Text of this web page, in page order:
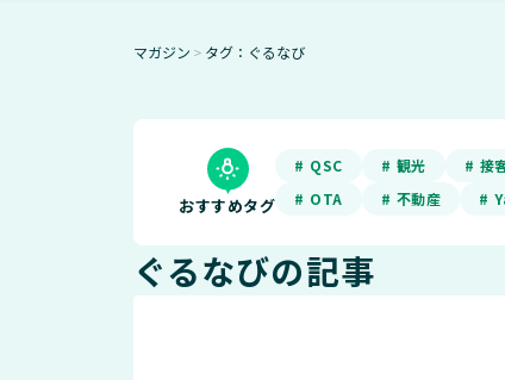
マガジン ＞ タグ：ぐるなび
おすすめタグ
# QSC # 観光 # 接
# OTA
# 不動産 #
ぐるなびの記事